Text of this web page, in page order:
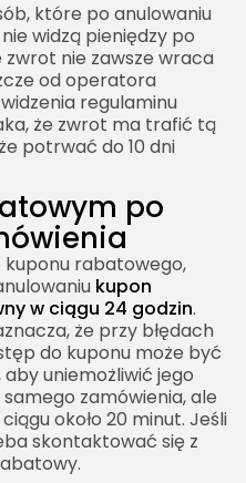
które po anulowaniu
widzą pieniędzy po
nie zawsze wraca
od operatora
regulaminu
że zwrot ma trafić tą
potrwać do 10 dni
po
kuponu rabatowego,
kupon
w ciągu 24 godzin.
że przy błędach
do kuponu może być
uniemożliwić jego
zamówienia, ale
około 20 minut. Jeśli
skontaktować się z